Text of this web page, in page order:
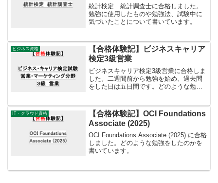
統計検定 統計調査士に合格しました。
勉強に使用したものや勉強法、試験中に
気づいたことについて書いています。
ビジネス資格
【合格体験記】ビジネスキャリア
検定3級営業
ビジネスキャリア検定3級営業に合格しま
した。二週間前から勉強を始め、過去問
をした日は五日間です。どのような勉強
IT・クラウド資格
【合格体験記】OCI Foundations
Associate (2025)
OCI Foundations Associate (2025) に合格
しました。どのような勉強をしたのかを
書いています。